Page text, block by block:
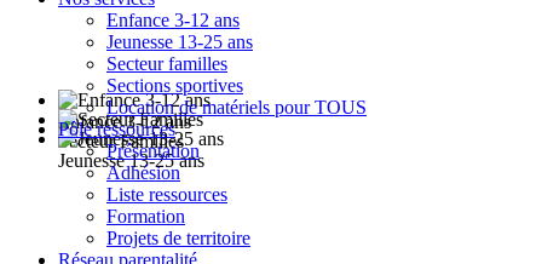
Enfance 3-12 ans
Secteur Familles
Jeunesse 13-25 ans
Enfance 3-12 ans
Jeunesse 13-25 ans
Secteur familles
Sections sportives
Location de matériels pour TOUS
Pôle ressources
Présentation
Adhésion
Liste ressources
Formation
Projets de territoire
Réseau parentalité